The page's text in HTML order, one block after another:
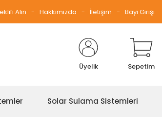
Alın Hakkımızda İletişim Bayi Girişi
Üyelik Sepetim
Solar Sulama Sistemleri